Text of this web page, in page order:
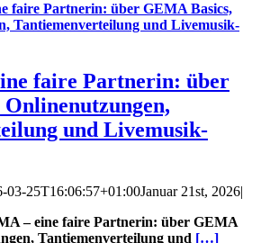
faire Partnerin: über GEMA Basics,
Tantiemenverteilung und Livemusik-
faire Partnerin: über
und Livemusik-
03-25T16:06:57+01:00Januar 21st, 2026|
– eine faire Partnerin: über GEMA
Tantiemenverteilung und […]